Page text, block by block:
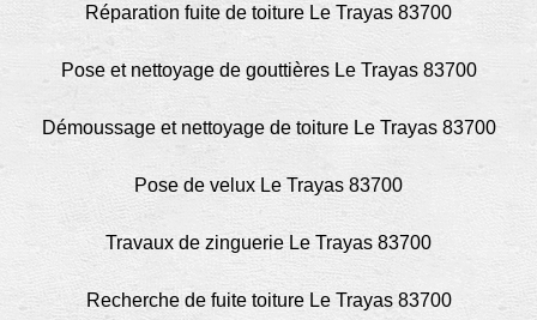
Réparation fuite de toiture Le Trayas 83700
Pose et nettoyage de gouttières Le Trayas 83700
Démoussage et nettoyage de toiture Le Trayas 83700
Pose de velux Le Trayas 83700
Travaux de zinguerie Le Trayas 83700
Recherche de fuite toiture Le Trayas 83700